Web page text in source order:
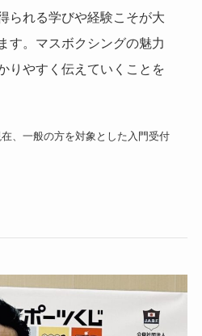
られる学びや経験こそが大
す。マスボクシングの魅力
りやすく伝えていくことを
、一般の方を対象とした入門受付